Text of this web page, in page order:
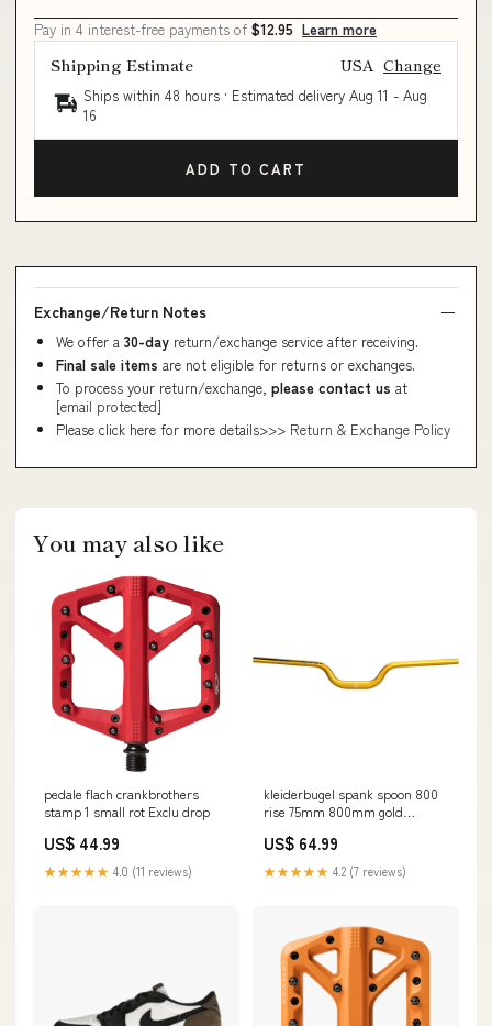
Pay in 4 interest-free payments of $12.95 Learn more
Shipping Estimate USA Change
Ships within 48 hours · Estimated delivery Aug 11 - Aug
16
ADD TO CART
Exchange/Return Notes
We offer a 30-day return/exchange service after receiving.
Final sale items are not eligible for returns or exchanges.
To process your return/exchange, please contact us at
[email protected]
Please click here for more details>>> Return & Exchange Policy
You may also like
pedale flach crankbrothers
stamp 1 small rot Exclu drop
US$ 44.99
★★★★★ 4.0 (11 reviews)
kleiderbugel spank spoon 800
rise 75mm 800mm gold
US$ 64.99
★★★★★ 4.2 (7 reviews)